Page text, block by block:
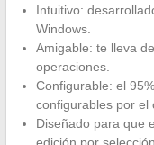
Intuitivo:
Windows.
Amigable: te lleva
operaciones.
Configurable: el
configurables por el
Diseñado para que
edición por selección.